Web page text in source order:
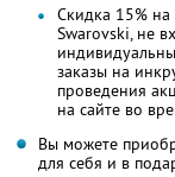
Скидка 15% на
Swarovski, не
заказы на
проведения
на сайте во
Вы можете
для себя и в